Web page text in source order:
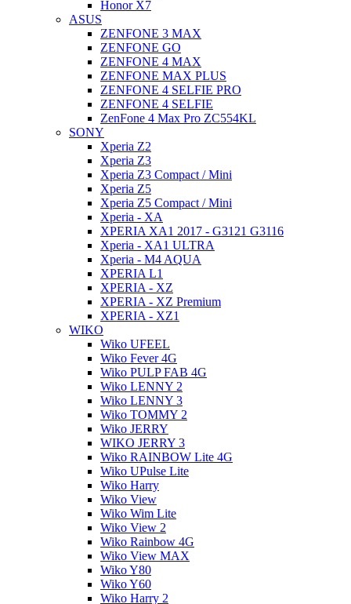
Honor X7
ASUS
ZENFONE 3 MAX
ZENFONE GO
ZENFONE 4 MAX
ZENFONE MAX PLUS
ZENFONE 4 SELFIE PRO
ZENFONE 4 SELFIE
ZenFone 4 Max Pro ZC554KL
SONY
Xperia Z2
Xperia Z3
Xperia Z3 Compact / Mini
Xperia Z5
Xperia Z5 Compact / Mini
Xperia - XA
XPERIA XA1 2017 - G3121 G3116
Xperia - XA1 ULTRA
Xperia - M4 AQUA
XPERIA L1
XPERIA - XZ
XPERIA - XZ Premium
XPERIA - XZ1
WIKO
Wiko UFEEL
Wiko Fever 4G
Wiko PULP FAB 4G
Wiko LENNY 2
Wiko LENNY 3
Wiko TOMMY 2
Wiko JERRY
WIKO JERRY 3
Wiko RAINBOW Lite 4G
Wiko UPulse Lite
Wiko Harry
Wiko View
Wiko Wim Lite
Wiko View 2
Wiko Rainbow 4G
Wiko View MAX
Wiko Y80
Wiko Y60
Wiko Harry 2